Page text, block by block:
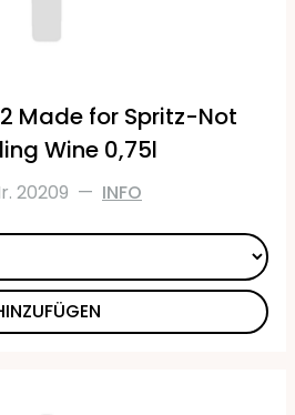
Made for Spritz-Not
Wine 0,75l
20209 — INFO